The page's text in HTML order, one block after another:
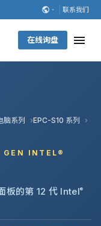
联系我们
在线询盘
脑系列
EPC-S10 系列
GEN INTEL®
板的第 12 代 Intel®